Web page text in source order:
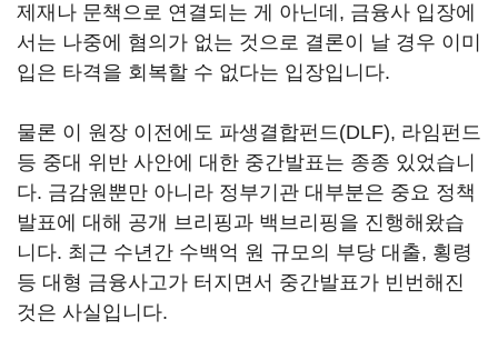
제재나 문책으로 연결되는 게 아닌데, 금융사 입장에
서는 나중에 혐의가 없는 것으로 결론이 날 경우 이미
입은 타격을 회복할 수 없다는 입장입니다.
물론 이 원장 이전에도 파생결합펀드(DLF), 라임펀드
등 중대 위반 사안에 대한 중간발표는 종종 있었습니
다. 금감원뿐만 아니라 정부기관 대부분은 중요 정책
발표에 대해 공개 브리핑과 백브리핑을 진행해왔습
니다. 최근 수년간 수백억 원 규모의 부당 대출, 횡령
등 대형 금융사고가 터지면서 중간발표가 빈번해진
것은 사실입니다.